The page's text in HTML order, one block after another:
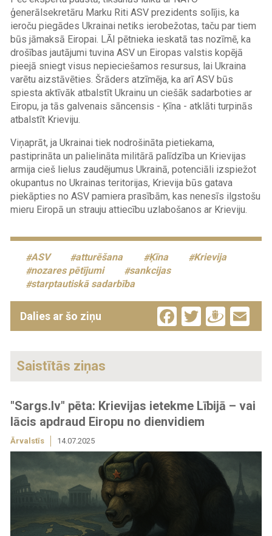
ģenerālsekretāru Marku Riti ASV prezidents solījis, ka
ieroču piegādes Ukrainai netiks ierobežotas, taču par tiem
būs jāmaksā Eiropai. LĀI pētnieka ieskatā tas nozīmē, ka
drošības jautājumi tuvina ASV un Eiropas valstis kopējā
pieejā sniegt visus nepieciešamos resursus, lai Ukraina
varētu aizstāvēties. Šrāders atzīmēja, ka arī ASV būs
spiesta aktīvāk atbalstīt Ukrainu un ciešāk sadarboties ar
Eiropu, ja tās galvenais sāncensis - Ķīna - atklāti turpinās
atbalstīt Krieviju.
Viņaprāt, ja Ukrainai tiek nodrošināta pietiekama,
pastiprināta un palielināta militārā palīdzība un Krievijas
armija cieš lielus zaudējumus Ukrainā, potenciāli izspiežot
okupantus no Ukrainas teritorijas, Krievija būs gatava
piekāpties no ASV pamiera prasībām, kas nenesīs ilgstošu
mieru Eiropā un strauju attiecību uzlabošanos ar Krieviju.
ASV atturēšana Ķīna
Krievija
nozares pētījumi
sankcijas
starptautiskā sadarbība
Dalies ar šo ziņu Facebook
Twitter
Saistītās ziņas
"Sargs.lv" pēta: Krievijas ietekme Lībijā – vai
lācis apdraud Eiropu no dienvidiem
Ārvalstīs 14.07.2025